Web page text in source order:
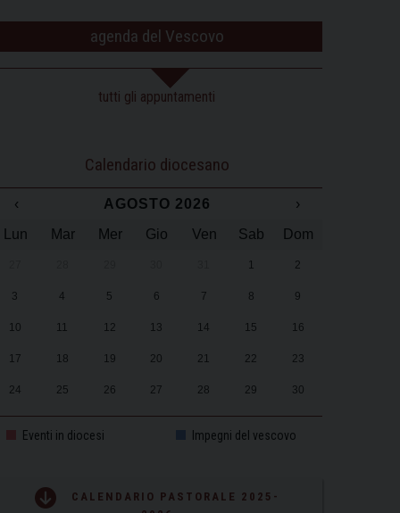
agenda del Vescovo
tutti gli appuntamenti
Calendario diocesano
‹ AGOSTO 2026
›
Lun
Mar Mer Gio Ven Sab Dom
1 2
3 4 5 6 7 8 9
10 11 12 13 14 15 16
17 18 19 20 21 22 23
24 25 26 27 28 29 30
Eventi in diocesi Impegni del vescovo
CALENDARIO PASTORALE 2025-